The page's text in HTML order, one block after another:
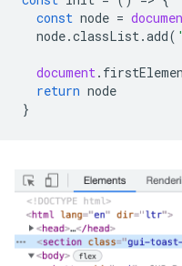
const node =
node.classList.add(
document.
return node
}